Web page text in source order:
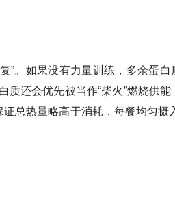
”。如果没有力量训练，多余蛋白
还会优先被当作“柴火”燃烧供能
证总热量略高于消耗，每餐均匀